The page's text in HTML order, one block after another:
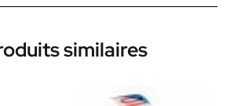
similaires